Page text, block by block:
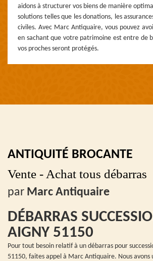
aidons à structurer vos biens de manière
solutions telles que les donations, les
civiles. Avec Marc Antiquaire, vous pouvez
en sachant que votre patrimoine est entre de
vos proches seront protégés.
ANTIQUITÉ BROCANTE
Vente - Achat tous débarras
par Marc Antiquaire
DÉBARRAS
AIGNY 51150
Pour tout besoin relatif à un débarras pour
51150, faites appel à Marc Antiquaire. Nous avons